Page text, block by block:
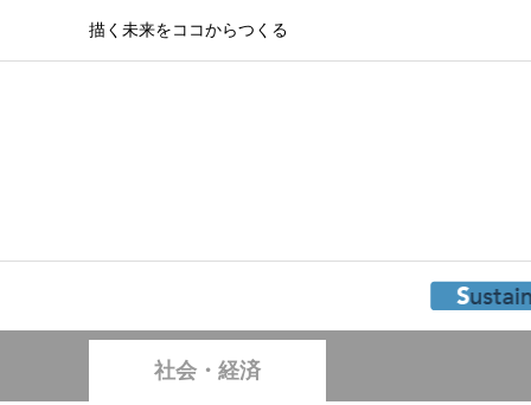
描く未来をココからつくる
社会・経済